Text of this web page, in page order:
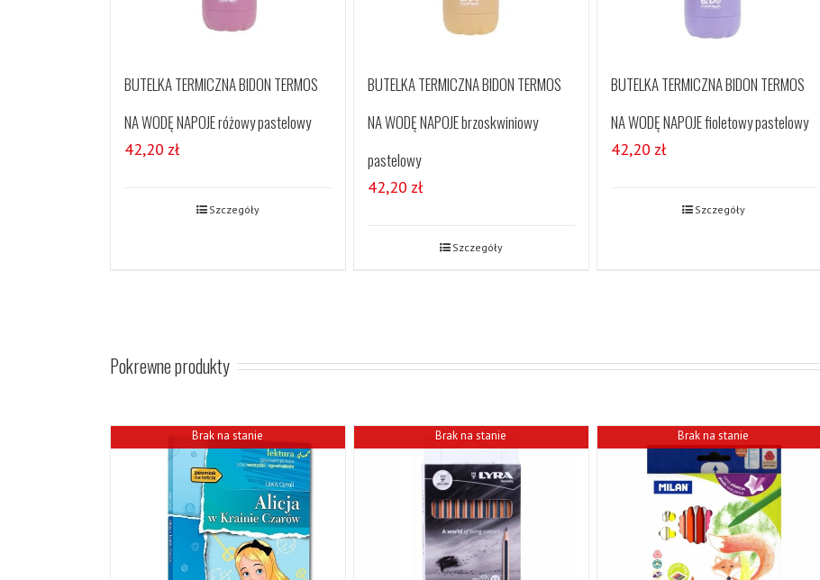
BUTELKA TERMICZNA BIDON TERMOS
NA WODĘ NAPOJE różowy pastelowy
42,20 zł
Szczegóły
BUTELKA TERMICZNA BIDON TERMOS
NA WODĘ NAPOJE brzoskwiniowy
pastelowy
42,20 zł
Szczegóły
BUTELKA TERMICZNA BIDON TERMOS
NA WODĘ NAPOJE fioletowy pastelowy
42,20 zł
Szczegóły
Pokrewne produkty
Brak na stanie Brak na stanie Brak na stanie